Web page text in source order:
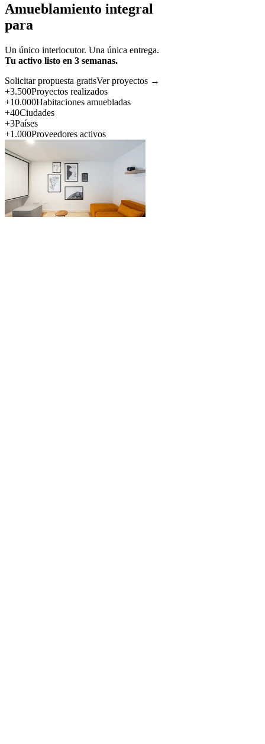
Amueblamiento integral
para
Un único interlocutor. Una única entrega.
Tu activo listo en 3 semanas.
Solicitar propuesta gratisVer proyectos →
+3.500Proyectos realizados
+10.000Habitaciones amuebladas
+40Ciudades
+3Países
+1.000Proveedores activos